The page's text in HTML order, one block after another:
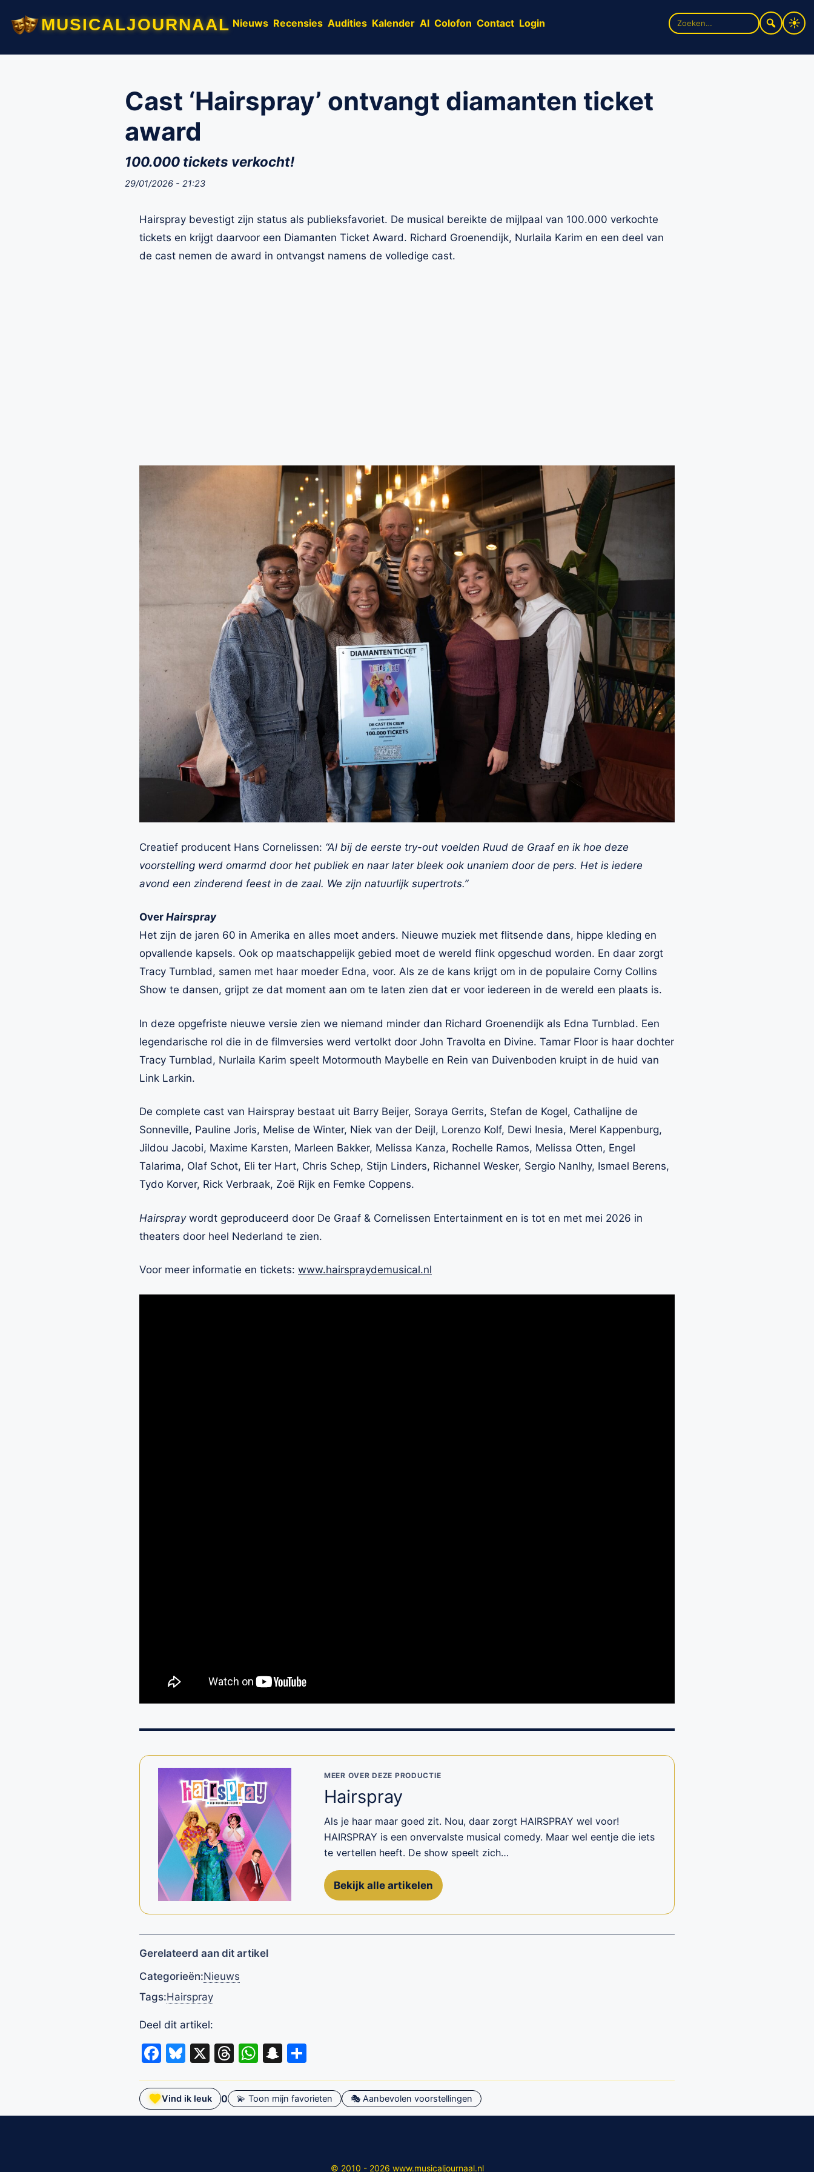
musicaljournaal Nieuws Recensies Audities Kalender AI Colofon Contact Login
Zoek
naar:
Cast ‘Hairspray’ ontvangt diamanten ticket
award
100.000 tickets verkocht!
29/01/2026 - 21:23
Hairspray bevestigt zijn status als publieksfavoriet. De musical bereikte de mijlpaal van 100.000 verkochte
tickets en krijgt daarvoor een Diamanten Ticket Award. Richard Groenendijk, Nurlaila Karim en een deel van
de cast nemen de award in ontvangst namens de volledige cast.
Creatief producent Hans Cornelissen: “Al bij de eerste try-out voelden Ruud de Graaf en ik hoe deze
voorstelling werd omarmd door het publiek en naar later bleek ook unaniem door de pers. Het is iedere
avond een zinderend feest in de zaal. We zijn natuurlijk supertrots.”
Over Hairspray
Het zijn de jaren 60 in Amerika en alles moet anders. Nieuwe muziek met flitsende dans, hippe kleding en
opvallende kapsels. Ook op maatschappelijk gebied moet de wereld flink opgeschud worden. En daar zorgt
Tracy Turnblad, samen met haar moeder Edna, voor. Als ze de kans krijgt om in de populaire Corny Collins
Show te dansen, grijpt ze dat moment aan om te laten zien dat er voor iedereen in de wereld een plaats is.
In deze opgefriste nieuwe versie zien we niemand minder dan Richard Groenendijk als Edna Turnblad. Een
legendarische rol die in de filmversies werd vertolkt door John Travolta en Divine. Tamar Floor is haar dochter
Tracy Turnblad, Nurlaila Karim speelt Motormouth Maybelle en Rein van Duivenboden kruipt in de huid van
Link Larkin.
De complete cast van Hairspray bestaat uit Barry Beijer, Soraya Gerrits, Stefan de Kogel, Cathalijne de
Sonneville, Pauline Joris, Melise de Winter, Niek van der Deijl, Lorenzo Kolf, Dewi Inesia, Merel Kappenburg,
Jildou Jacobi, Maxime Karsten, Marleen Bakker, Melissa Kanza, Rochelle Ramos, Melissa Otten, Engel
Talarima, Olaf Schot, Eli ter Hart, Chris Schep, Stijn Linders, Richannel Wesker, Sergio Nanlhy, Ismael Berens,
Tydo Korver, Rick Verbraak, Zoë Rijk en Femke Coppens.
Hairspraywordt geproduceerd door De Graaf & Cornelissen Entertainment en is tot en met mei 2026 in
theaters door heel Nederland te zien.
Voor meer informatie en tickets: www.hairspraydemusical.nl
MEER OVER DEZE PRODUCTIE
Hairspray
Als je haar maar goed zit. Nou, daar zorgt HAIRSPRAY wel voor!
HAIRSPRAY is een onvervalste musical comedy. Maar wel eentje die iets
te vertellen heeft. De show speelt zich…
Bekijk alle artikelen
Gerelateerd aan dit artikel
Categorieën:Nieuws
Tags:Hairspray
Deel dit artikel:
Facebook
Bluesky
X Threads
WhatsApp
Snapchat
Vind ik leuk 0 💫 Toon mijn favorieten 🎭 Aanbevolen voorstellingen
© 2010 - 2026 www.musicaljournaal.nl